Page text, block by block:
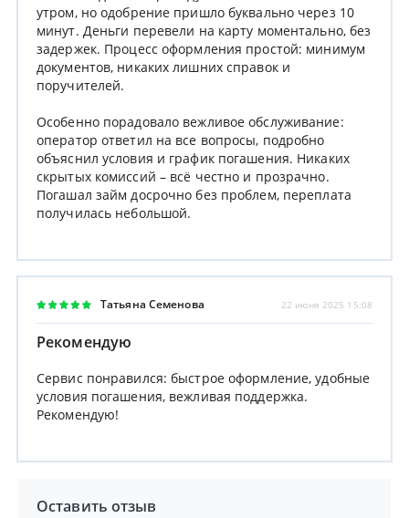
утром, но одобрение пришло буквально через 10
минут. Деньги перевели на карту моментально, без
задержек. Процесс оформления простой: минимум
документов, никаких лишних справок и
поручителей.
Особенно порадовало вежливое обслуживание:
оператор ответил на все вопросы, подробно
объяснил условия и график погашения. Никаких
скрытых комиссий – всё честно и прозрачно.
Погашал займ досрочно без проблем, переплата
получилась небольшой.
Татьяна Семенова 22 июня 2025 15:08
Рекомендую
Сервис понравился: быстрое оформление, удобные
условия погашения, вежливая поддержка.
Рекомендую!
Оставить отзыв